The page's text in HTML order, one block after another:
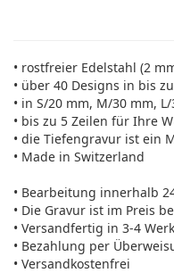
• rostfreier Edelstahl (2
• über 40 Designs in bis
• in S/20 mm, M/30 mm,
• bis zu 5 Zeilen für Ihre
• die Tiefengravur ist ein
• Made in Switzerland
• Bearbeitung innerhalb
• Die Gravur ist im Preis
• Versandfertig in 3-4
• Bezahlung per
• Versandkostenfrei